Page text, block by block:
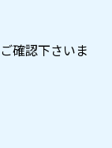
確認下さいま